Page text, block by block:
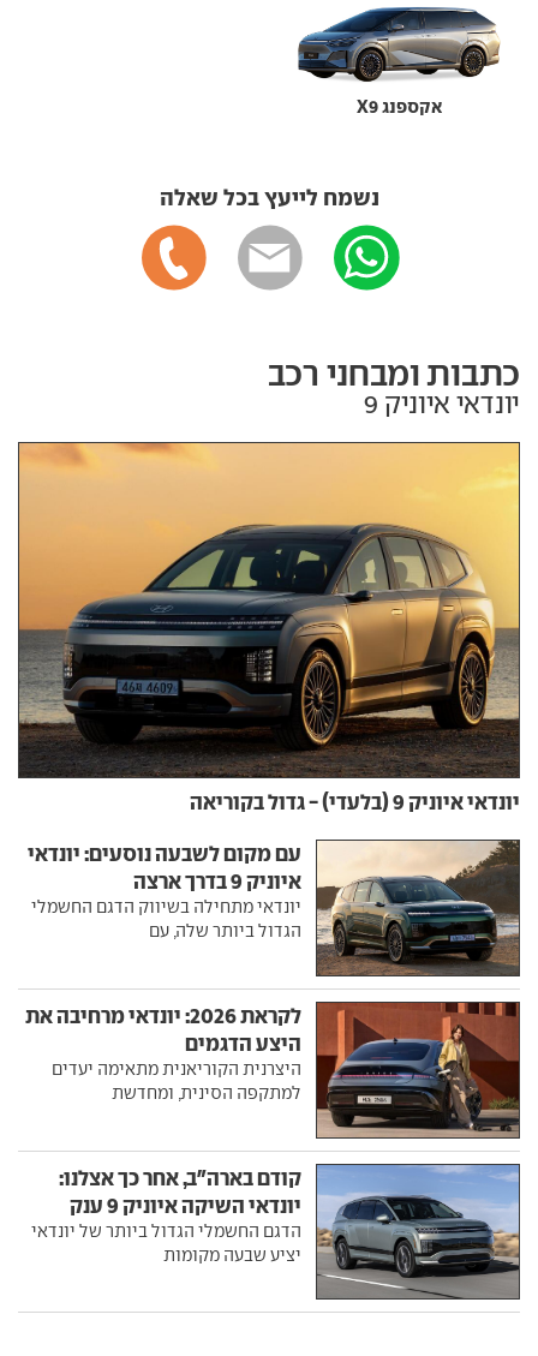
אקספנג X9
נשמח לייעץ בכל שאלה
כתבות ומבחני רכב
יונדאי איוניק 9
יונדאי איוניק 9 (בלעדי) - גדול בקוריאה
עם מקום לשבעה נוסעים: יונדאי
איוניק 9 בדרך ארצה
יונדאי מתחילה בשיווק הדגם החשמלי
הגדול ביותר שלה, עם
לקראת 2026: יונדאי מרחיבה את
היצע הדגמים
היצרנית הקוריאנית מתאימה יעדים
למתקפה הסינית, ומחדשת
קודם בארה"ב, אחר כך אצלנו:
יונדאי השיקה איוניק 9 ענק
הדגם החשמלי הגדול ביותר של יונדאי
יציע שבעה מקומות